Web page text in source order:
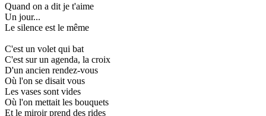
Quand on a dit je t'aime
Un jour...
Le silence est le même
C'est un volet qui bat
C'est sur un agenda, la croix
D'un ancien rendez-vous
Où l'on se disait vous
Les vases sont vides
Où l'on mettait les bouquets
Et le miroir prend des rides